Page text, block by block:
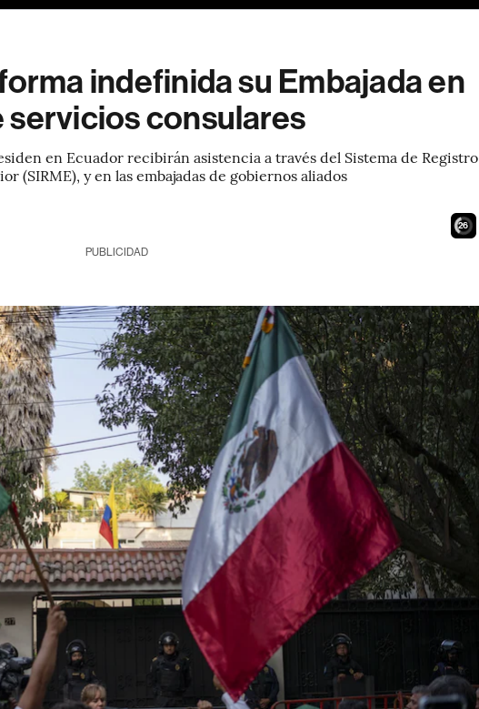
indefinida su Embajada en
servicios consulares
en Ecuador recibirán asistencia a través del Sistema de Registro
(SIRME), y en las embajadas de gobiernos aliados
24
PUBLICIDAD